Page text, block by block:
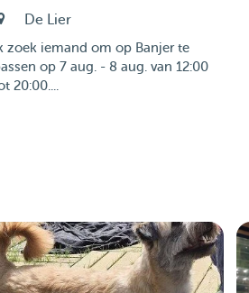
De Lier
zoek iemand om op Banjer te
op 7 aug. - 8 aug. van 12:00
20:00....